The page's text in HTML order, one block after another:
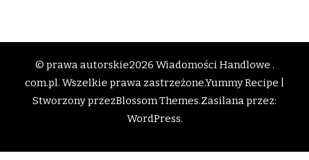
© prawa autorskie2026 Wiadomości Handlowe .
com.pl. Wszelkie prawa zastrzeżone.Yummy Recipe |
Stworzony przezBlossom Themes.Zasilana przez:
WordPress.